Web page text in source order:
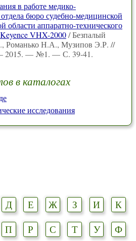
в работе медико-
бюро судебно-медицинской
области аппаратно-технического
VHX-2000/ Безпалый
Романько Н.А., Музипов Э.Р. //
2015. — №1. — С. 39-41.
в каталогах
исследования
Д Е Ж З И
К
П Р С Т У
Ф